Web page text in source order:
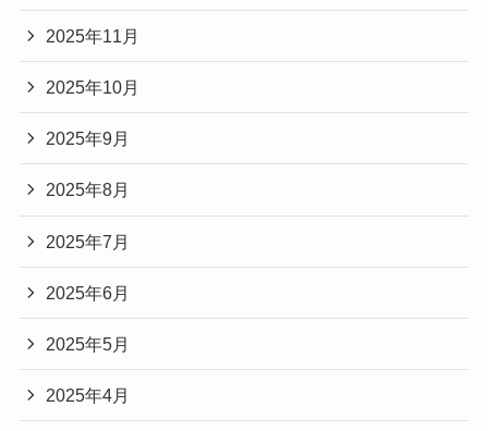
2025年11月
2025年10月
2025年9月
2025年8月
2025年7月
2025年6月
2025年5月
2025年4月